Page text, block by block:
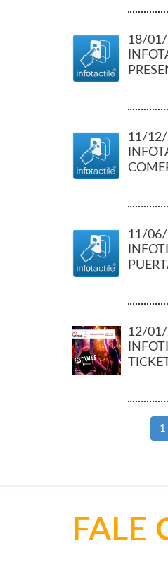
18/
11/
11/
12/
1
FALE